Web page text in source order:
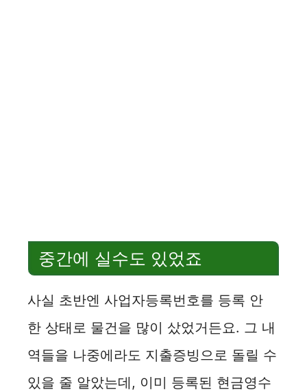
중간에 실수도 있었죠
사실 초반엔 사업자등록번호를 등록 안
한 상태로 물건을 많이 샀었거든요. 그 내
역들을 나중에라도 지출증빙으로 돌릴 수
있을 줄 알았는데, 이미 등록된 현금영수